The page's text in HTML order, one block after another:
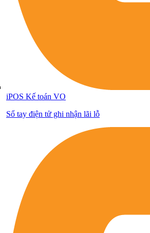
iPOS Kế toán VO
Sổ tay điện tử ghi nhận lãi lỗ